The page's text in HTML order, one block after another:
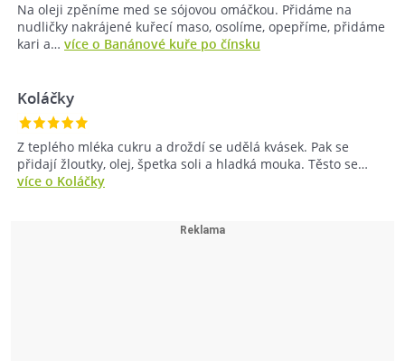
Na oleji zpěníme med se sójovou omáčkou. Přidáme na
nudličky nakrájené kuřecí maso, osolíme, opepříme, přidáme
kari a… více o Banánové kuře po čínsku
Koláčky
Z teplého mléka cukru a droždí se udělá kvásek. Pak se
přidají žloutky, olej, špetka soli a hladká mouka. Těsto se…
více o Koláčky